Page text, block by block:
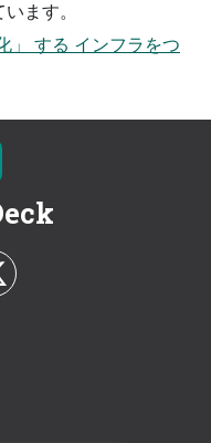
ます。
」 する インフラをつ